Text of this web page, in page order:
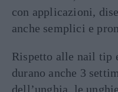
con applicazioni,
anche semplici e
Rispetto alle nail tip
durano anche 3
dell’unghia, le